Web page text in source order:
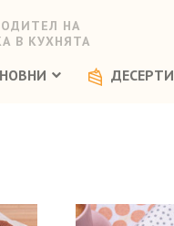
НА
В КУХНЯТА
ДЕСЕРТИ